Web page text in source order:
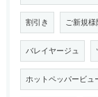
割引き ご新規様
バレイヤージュ
ホットペッパービュ